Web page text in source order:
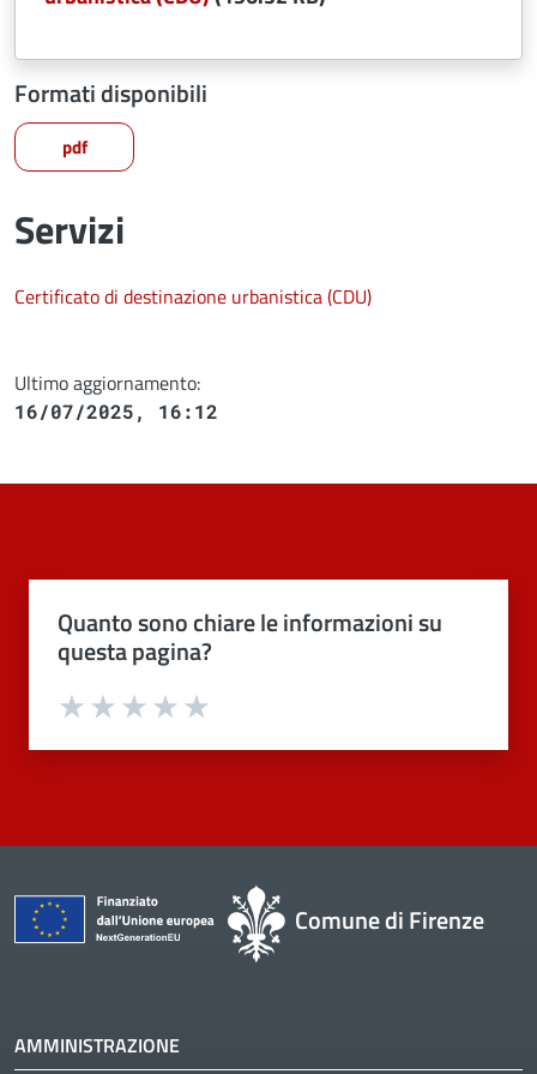
Formati disponibili
pdf
Servizi
Certificato di destinazione urbanistica (CDU)
Ultimo aggiornamento:
16/07/2025, 16:12
Quanto sono chiare le informazioni su
questa pagina?
Valuta 4 stelle su 5
Valuta 3 stelle su 5
Valuta 2 stelle su 5
Valuta 1 stelle su 5
Comune di Firenze
AMMINISTRAZIONE